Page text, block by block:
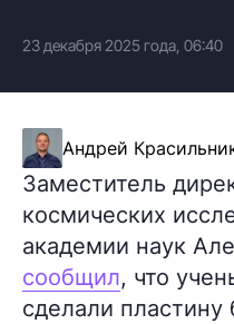
23 декабря 2025 года, 06:40
Андрей
Заместитель
космических
академии наук
сообщил, что
сделали